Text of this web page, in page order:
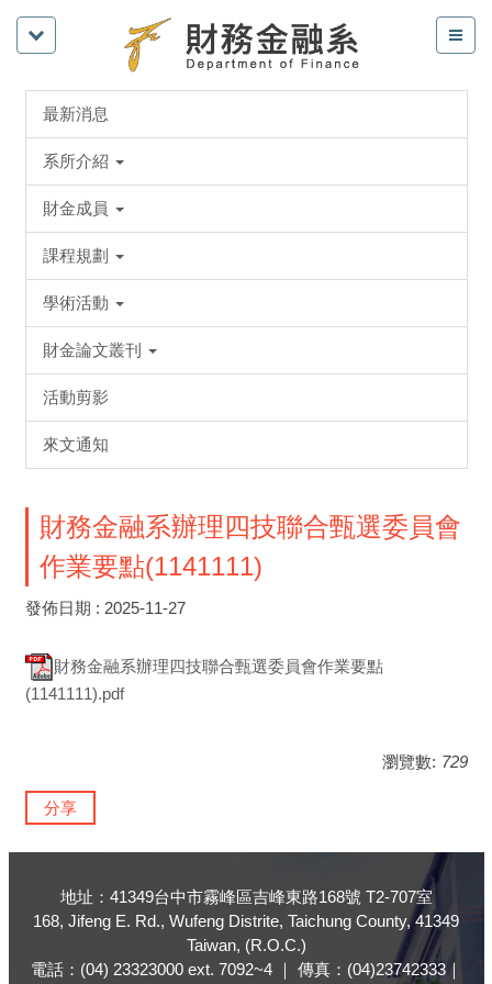
最新消息
系所介紹
財金成員
課程規劃
學術活動
財金論文叢刊
活動剪影
來文通知
財務金融系辦理四技聯合甄選委員會
作業要點(1141111)
發佈日期 : 2025-11-27
財務金融系辦理四技聯合甄選委員會作業要點
(1141111).pdf
瀏覽數: 729
分享
地址：41349台中市霧峰區吉峰東路168號 T2-707室
168, Jifeng E. Rd., Wufeng Distrite, Taichung County, 41349
Taiwan, (R.O.C.)
電話：(04) 23323000 ext. 7092~4 ｜ 傳真：(04)23742333｜